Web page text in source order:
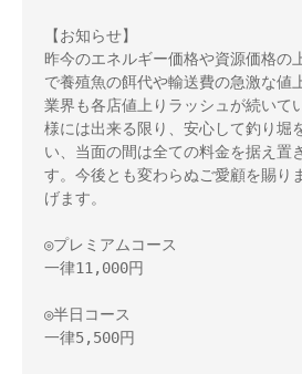
【お知らせ】
昨今のエネルギー価格や資源価格の
で養殖魚の餌代や輸送費の急激な値
業界も各店値上りラッシュが続いて
様には出来る限り、安心して釣り堀
い、当面の間は全ての料金を据え置
す。今後とも変わらぬご愛顧を賜り
げます。
◎プレミアムコース
一律11,000円
◎半日コース
一律5,500円